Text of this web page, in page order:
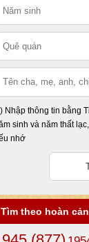
Nhập thông tin bằng
sinh và năm thất
nhớ
Tìm theo hoàn